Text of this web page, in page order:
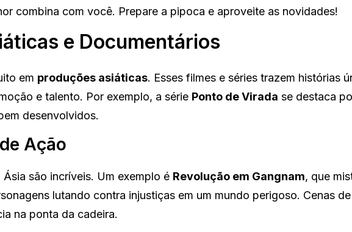
combina com você. Prepare a pipoca e aproveite as novidades!
e Documentários
em produções asiáticas. Esses filmes e séries trazem histórias
e talento. Por exemplo, a série Ponto de Virada se destaca
desenvolvidos.
Ação
são incríveis. Um exemplo é Revolução em Gangnam, que
lutando contra injustiças em um mundo perigoso. Cenas
na ponta da cadeira.